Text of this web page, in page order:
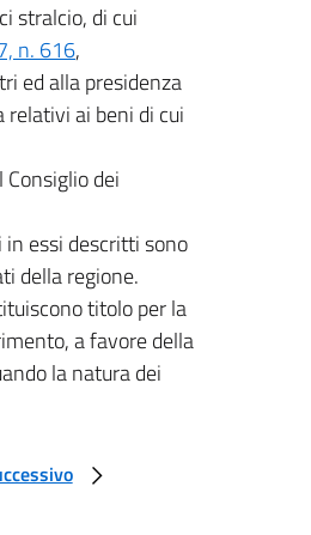
stralcio, di cui
n. 616,
ed alla presidenza
relativi ai beni di cui
dei
essi descritti sono
della regione.
titolo per la
a favore della
la natura dei